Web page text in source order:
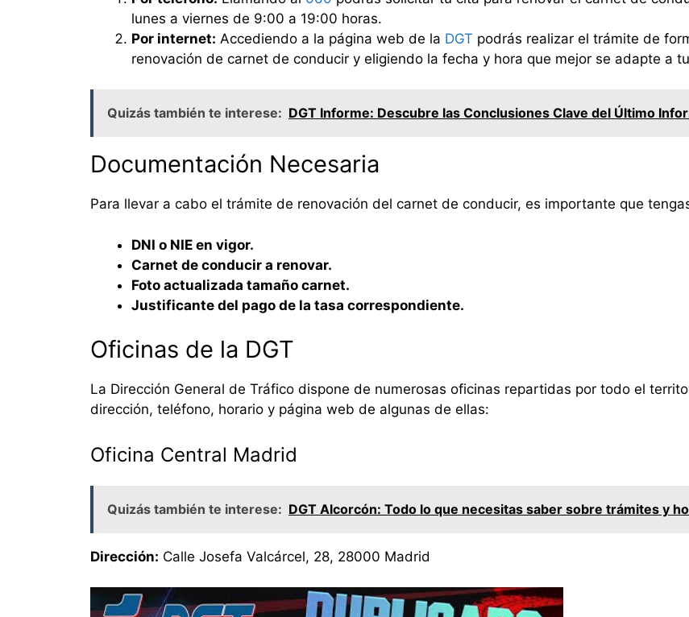
lunes a viernes de 9:00 a 19:00 horas.
Por internet: Accediendo a la página web de la DGT podrás realizar el trámite de
renovación de carnet de conducir y eligiendo la fecha y hora que mejor se adapte a
Quizás también te interese: DGT Informe: Descubre las Conclusiones Clave del Último
Documentación Necesaria
Para llevar a cabo el trámite de renovación del carnet de conducir, es importante que
DNI o NIE en vigor.
Carnet de conducir a renovar.
Foto actualizada tamaño carnet.
Justificante del pago de la tasa correspondiente.
Oficinas de la DGT
La Dirección General de Tráfico dispone de numerosas oficinas repartidas por todo el
dirección, teléfono, horario y página web de algunas de ellas:
Oficina Central Madrid
Quizás también te interese: DGT Alcorcón: Todo lo que necesitas saber sobre trámites y
Dirección: Calle Josefa Valcárcel, 28, 28000 Madrid